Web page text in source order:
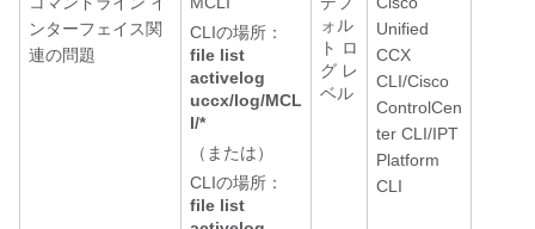
ンターフェイス関
連の問題
CLIの場所：
file list
activelog
uccx/log/MCL
I/*
（または）
CLIの場所：
file list
ォル
ト ロ
グ レ
ベル
Unified
CCX
CLI/Cisco
ControlCen
ter CLI/IPT
Platform
CLI